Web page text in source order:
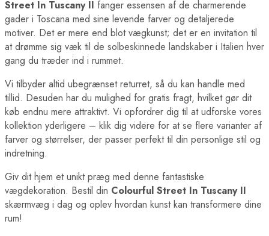
Street In Tuscany II fanger essensen af de charmerende
gader i Toscana med sine levende farver og detaljerede
motiver. Det er mere end blot vægkunst; det er en invitation til
at drømme sig væk til de solbeskinnede landskaber i Italien hver
gang du træder ind i rummet.
Vi tilbyder altid ubegrænset returret, så du kan handle med
tillid. Desuden har du mulighed for gratis fragt, hvilket gør dit
køb endnu mere attraktivt. Vi opfordrer dig til at udforske vores
kollektion yderligere – klik dig videre for at se flere varianter af
farver og størrelser, der passer perfekt til din personlige stil og
indretning.
Giv dit hjem et unikt præg med denne fantastiske
vægdekoration. Bestil din Colourful Street In Tuscany II
skærmvæg i dag og oplev hvordan kunst kan transformere dine
rum!